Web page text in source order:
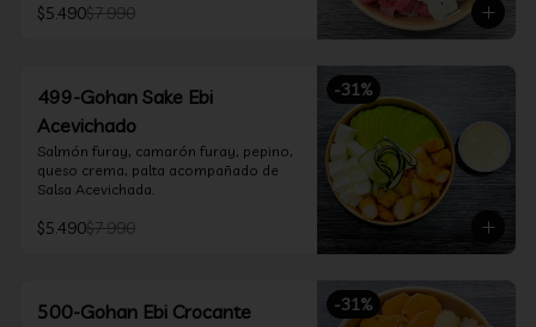
$5.490$7.990
-31%
499-Gohan Sake Ebi
Acevichado
Salmón furay, camarón furay, pepino,
queso crema, palta acompañado de
Salsa Acevichada.
$5.490$7.990
-31%
500-Gohan Ebi Crocante